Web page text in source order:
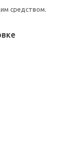
средством.